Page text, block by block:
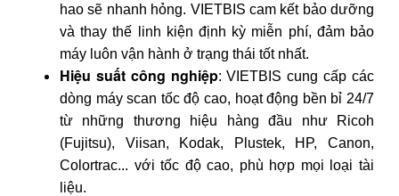
hao sẽ nhanh hỏng. VIETBIS cam kết bảo dưỡng
và thay thế linh kiện định kỳ miễn phí, đảm bảo
máy luôn vận hành ở trạng thái tốt nhất.
Hiệu suất công nghiệp: VIETBIS cung cấp các
dòng máy scan tốc độ cao, hoạt động bền bỉ 24/7
từ những thương hiệu hàng đầu như Ricoh
(Fujitsu), Viisan, Kodak, Plustek, HP, Canon,
Colortrac... với tốc độ cao, phù hợp mọi loại tài
liệu.